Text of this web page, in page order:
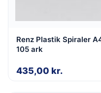
Renz Plastik Spiraler A4, Ø 14
105 ark
435,00 kr.